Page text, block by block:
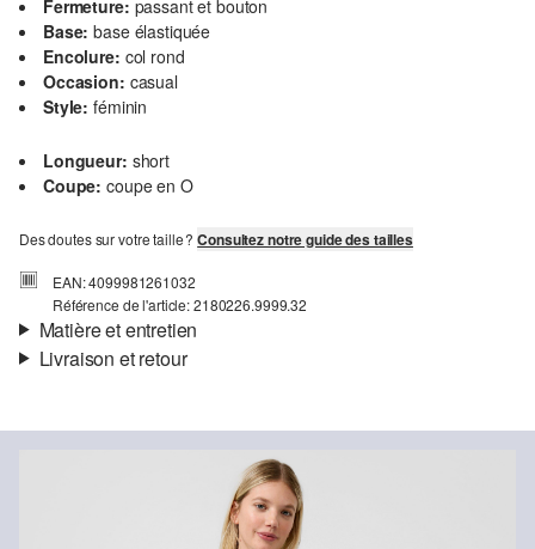
Fermeture: passant et bouton
Base: base élastiquée
Encolure: col rond
Occasion: casual
Style: féminin
Longueur: short
Coupe: coupe en O
Des doutes sur votre taille ?Consultez notre guide des tailles
EAN: 4099981261032
Référence de l'article: 2180226.9999.32
Matière et entretien
Doublure: doublure en jersey
Livraison et retour
jours ouvrables. Pour une livraison standard, les frais d'expédition